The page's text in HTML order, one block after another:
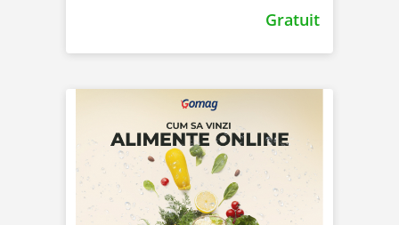
Gratuit